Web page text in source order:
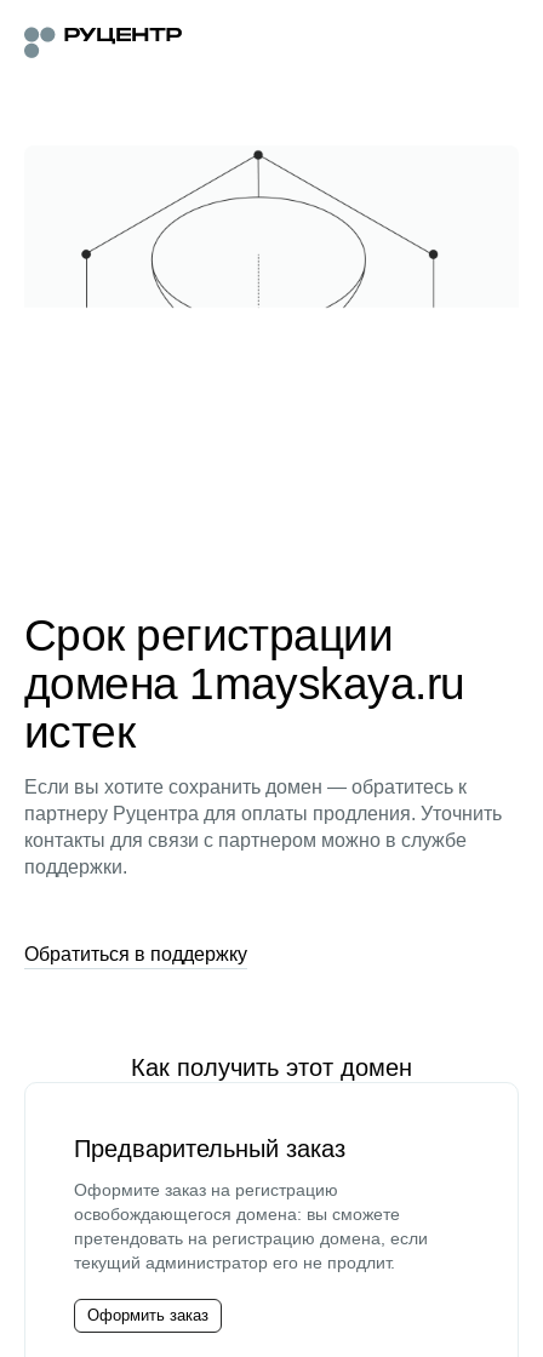
Срок регистрации
домена 1mayskaya.ru
истек
Если вы хотите сохранить домен — обратитесь к
партнеру Руцентра для оплаты продления. Уточнить
контакты для связи с партнером можно в службе
поддержки.
Обратиться в поддержку
Как получить этот домен
Предварительный заказ
Оформите заказ на регистрацию
освобождающегося домена: вы сможете
претендовать на регистрацию домена, если
текущий администратор его не продлит.
Оформить заказ